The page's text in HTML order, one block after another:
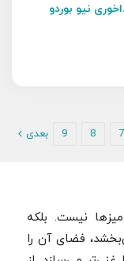
نیو بوردو
7
8
9 بعدی
نیست. بلکه
فضای آن را